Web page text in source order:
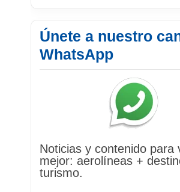
Únete a nuestro
WhatsApp
Noticias y contenido para
mejor: aerolíneas +
turismo.